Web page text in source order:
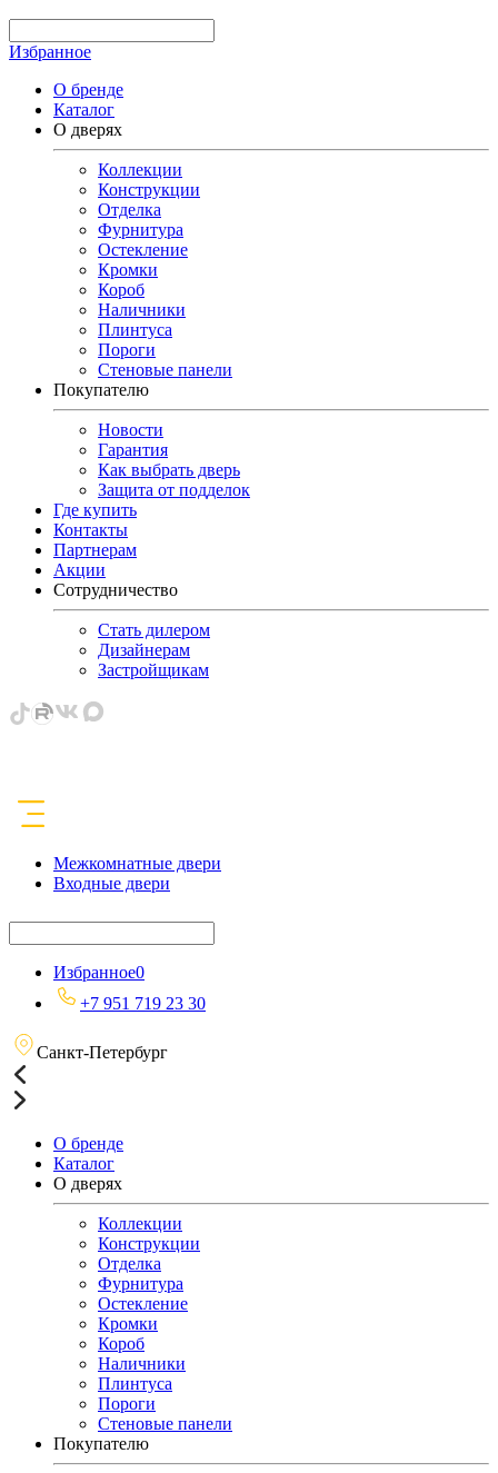
Избранное
О бренде
Каталог
О дверях
Коллекции
Конструкции
Отделка
Фурнитура
Остекление
Кромки
Короб
Наличники
Плинтуса
Пороги
Стеновые панели
Покупателю
Новости
Гарантия
Как выбрать дверь
Защита от подделок
Где купить
Контакты
Партнерам
Акции
Сотрудничество
Стать дилером
Дизайнерам
Застройщикам
Межкомнатные двери
Входные двери
Избранное0
+7 951 719 23 30
Санкт-Петербург
О бренде
Каталог
О дверях
Коллекции
Конструкции
Отделка
Фурнитура
Остекление
Кромки
Короб
Наличники
Плинтуса
Пороги
Стеновые панели
Покупателю